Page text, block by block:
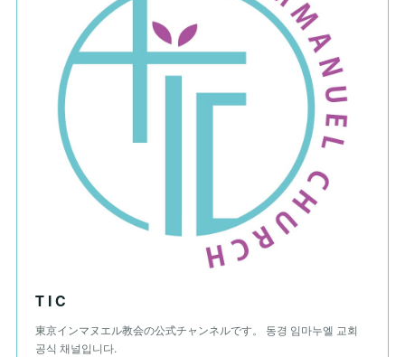
T I C
東京インマヌエル教会の公式チャンネルです。 동경 임마누엘 교회
공식 채널입니다.